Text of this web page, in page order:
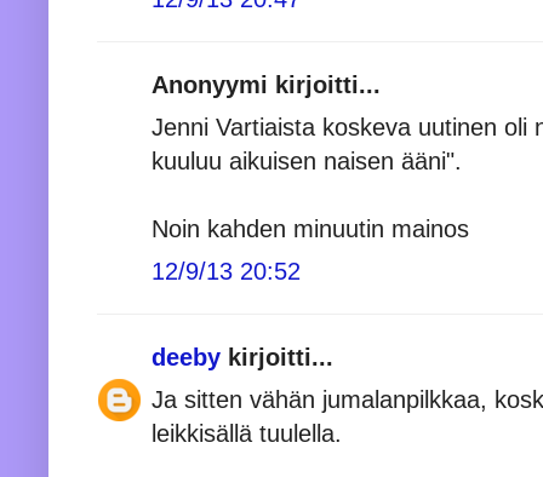
Anonyymi kirjoitti...
Jenni Vartiaista koskeva uutinen oli
kuuluu aikuisen naisen ääni".
Noin kahden minuutin mainos
12/9/13 20:52
deeby kirjoitti...
Ja sitten vähän jumalanpilkkaa,
leikkisällä tuulella.